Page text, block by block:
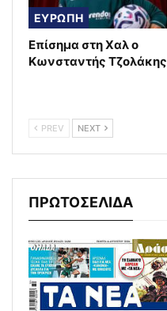
ΕΥΡΩΠΗ
Επίσημα στη Χαλ ο
Κωνσταντής Τζολάκης
PREV NEXT
ΠΡΩΤΟΣΕΛΙΔΑ